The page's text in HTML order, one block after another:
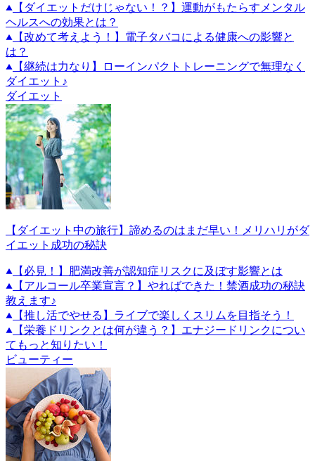
【ダイエットだけじゃない！？】運動がもたらすメンタル
ヘルスへの効果とは？
【改めて考えよう！】電子タバコによる健康への影響と
は？
【継続は力なり】ローインパクトトレーニングで無理なく
ダイエット♪
ダイエット
【ダイエット中の旅行】諦めるのはまだ早い！メリハリがダ
イエット成功の秘訣
【必見！】肥満改善が認知症リスクに及ぼす影響とは
【アルコール卒業宣言？】やればできた！禁酒成功の秘訣
教えます♪
【推し活でやせる】ライブで楽しくスリムを目指そう！
【栄養ドリンクとは何が違う？】エナジードリンクについ
てもっと知りたい！
ビューティー